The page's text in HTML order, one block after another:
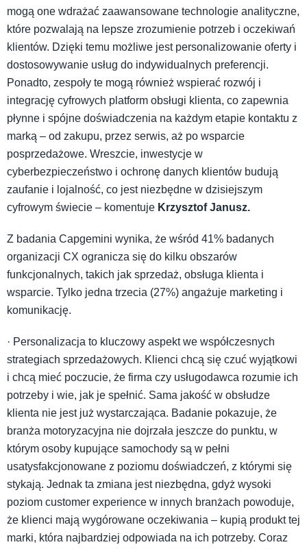
mogą one wdrażać zaawansowane technologie analityczne,
które pozwalają na lepsze zrozumienie potrzeb i oczekiwań
klientów. Dzięki temu możliwe jest personalizowanie oferty i
dostosowywanie usług do indywidualnych preferencji.
Ponadto, zespoły te mogą również wspierać rozwój i
integrację cyfrowych platform obsługi klienta, co zapewnia
płynne i spójne doświadczenia na każdym etapie kontaktu z
marką – od zakupu, przez serwis, aż po wsparcie
posprzedażowe. Wreszcie, inwestycje w
cyberbezpieczeństwo i ochronę danych klientów budują
zaufanie i lojalność, co jest niezbędne w dzisiejszym
cyfrowym świecie – komentuje Krzysztof Janusz.
Z badania Capgemini wynika, że wśród 41% badanych
organizacji CX ogranicza się do kilku obszarów
funkcjonalnych, takich jak sprzedaż, obsługa klienta i
wsparcie. Tylko jedna trzecia (27%) angażuje marketing i
komunikację.
· Personalizacja to kluczowy aspekt we współczesnych
strategiach sprzedażowych. Klienci chcą się czuć wyjątkowi
i chcą mieć poczucie, że firma czy usługodawca rozumie ich
potrzeby i wie, jak je spełnić. Sama jakość w obsłudze
klienta nie jest już wystarczająca. Badanie pokazuje, że
branża motoryzacyjna nie dojrzała jeszcze do punktu, w
którym osoby kupujące samochody są w pełni
usatysfakcjonowane z poziomu doświadczeń, z którymi się
stykają. Jednak ta zmiana jest niezbędna, gdyż wysoki
poziom customer experience w innych branżach powoduje,
że klienci mają wygórowane oczekiwania – kupią produkt tej
marki, która najbardziej odpowiada na ich potrzeby. Coraz